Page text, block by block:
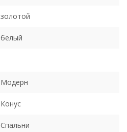
золотой
белый
Модерн
Конус
Спальни